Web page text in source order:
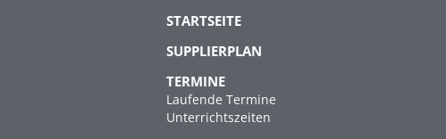
STARTSEITE
SUPPLIERPLAN
TERMINE
Laufende Termine
Unterrichtszeiten